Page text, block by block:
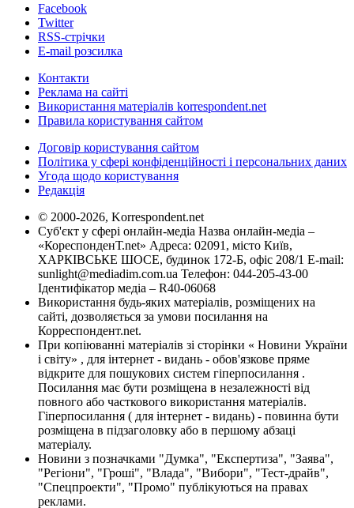
Facebook
Twitter
RSS-стрічки
E-mail розсилка
Контакти
Реклама на сайті
Використання матеріалів korrespondent.net
Правила користування сайтом
Договір користування сайтом
Політика у сфері конфіденційності і персональних даних
Угода щодо користування
Редакція
© 2000-2026, Korrespondent.net
Суб'єкт у сфері онлайн-медіа Назва онлайн-медіа –
«КореспонденТ.net» Адреса: 02091, місто Київ,
ХАРКІВСЬКЕ ШОСЕ, будинок 172-Б, офіс 208/1 E-mail:
sunlight@mediadim.com.ua Телефон: 044-205-43-00
Ідентифікатор медіа – R40-06068
Використання будь-яких матеріалів, розміщених на
сайті, дозволяється за умови посилання на
Корреспондент.net.
При копіюванні матеріалів зі сторінки « Новини України
і світу» , для інтернет - видань - обов'язкове пряме
відкрите для пошукових систем гіперпосилання .
Посилання має бути розміщена в незалежності від
повного або часткового використання матеріалів.
Гіперпосилання ( для інтернет - видань) - повинна бути
розміщена в підзаголовку або в першому абзаці
матеріалу.
Новини з позначками "Думка", "Експертиза", "Заява",
"Регіони", "Гроші", "Влада", "Вибори", "Тест-драйв",
"Спецпроекти", "Промо" публікуються на правах
реклами.